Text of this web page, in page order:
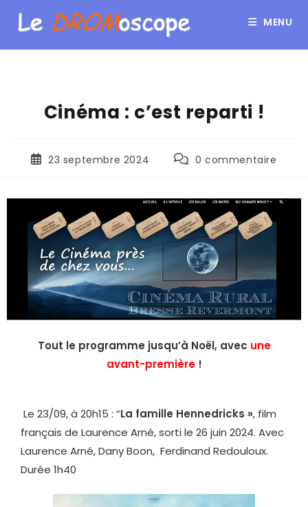
MENU
Cinéma : c’est reparti !
23 septembre 2024 0 commentaire
Tout le programme jusqu’à Noël, avec une
avant-première!
Le 23/09, à 20h15 : “La famille Hennedricks », film
français de Laurence Arné, sorti le 26 juin 2024. Avec
Laurence Arné, Dany Boon, Ferdinand Redouloux.
Durée 1h40